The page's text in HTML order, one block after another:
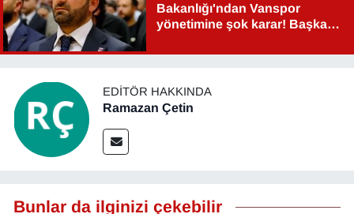
Bakanlığı'ndan Vanspor
yönetimine şok karar! Başkan
EDITÖR HAKKINDA
Ramazan Çetin
Bunlar da ilginizi çekebilir